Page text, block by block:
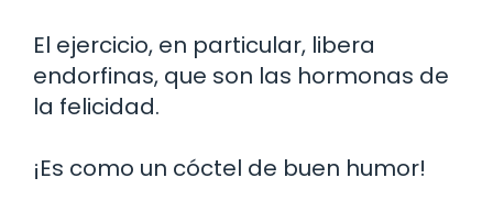
El ejercicio, en particular, libera
endorfinas, que son las hormonas de
la felicidad.
¡Es como un cóctel de buen humor!